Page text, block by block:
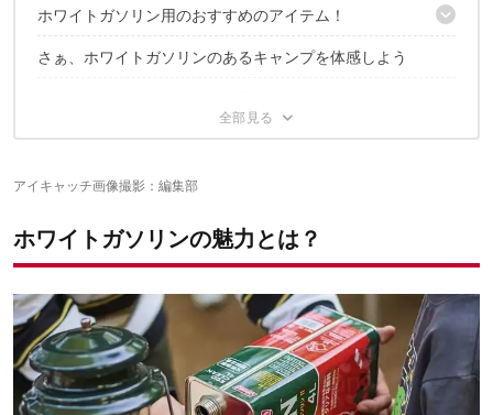
どこで買える？お得な買い方は？
使い方
処分方法
ホワイトガソリン用のおすすめのアイテム！
バーナー・ストーブ
さぁ、ホワイトガソリンのあるキャンプを体感しよう
アイキャッチ画像撮影：編集部
ホワイトガソリンの魅力とは？